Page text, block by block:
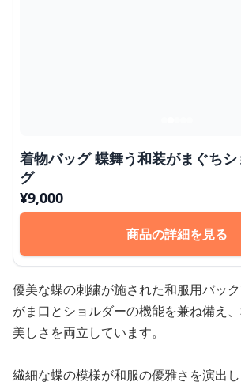
着物バッグ 蝶舞う和装がまぐち
グ
¥9,000
商品の詳細を見る
優美な蝶の刺繍が施された和服用バック
がま口とショルダーの機能を兼ね備え
美しさを両立しています。
繊細な蝶の模様が和服の優雅さを演出